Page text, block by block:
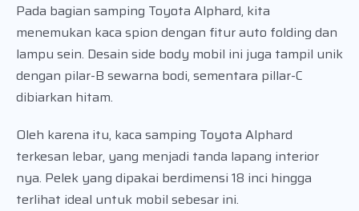
Pada bagian samping Toyota Alphard, kita
menemukan kaca spion dengan fitur auto folding dan
lampu sein. Desain side body mobil ini juga tampil unik
dengan pilar-B sewarna bodi, sementara pillar-C
dibiarkan hitam.
Oleh karena itu, kaca samping Toyota Alphard
terkesan lebar, yang menjadi tanda lapang interior
nya. Pelek yang dipakai berdimensi 18 inci hingga
terlihat ideal untuk mobil sebesar ini.